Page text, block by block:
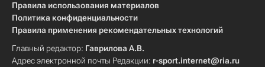
Правила использования материалов
Политика конфиденциальности
Правила применения рекомендательных технологий
Главный редактор: Гаврилова А.В.
Адрес электронной почты Редакции: r-sport.internet@ria.ru